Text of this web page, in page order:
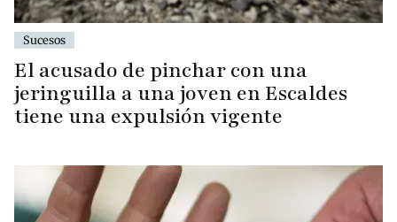
Sucesos
El acusado de pinchar con una
jeringuilla a una joven en Escaldes
tiene una expulsión vigente